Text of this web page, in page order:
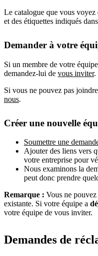
Le catalogue que vous
et des étiquettes indiqués
Demander à votre
Si un membre de votre
demandez-lui de vous inviter.
Si vous ne pouvez pas
nous.
Créer une nouvelle
Soumettre une
Ajouter des liens vers
votre entreprise pour
Nous examinons la
peut donc prendre
Remarque : Vous ne
existante. Si votre équipe a
votre équipe de vous inviter.
Demandes de